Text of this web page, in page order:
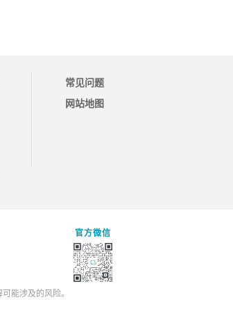
常见问题
网站地图
官方微信
能涉及的风险。